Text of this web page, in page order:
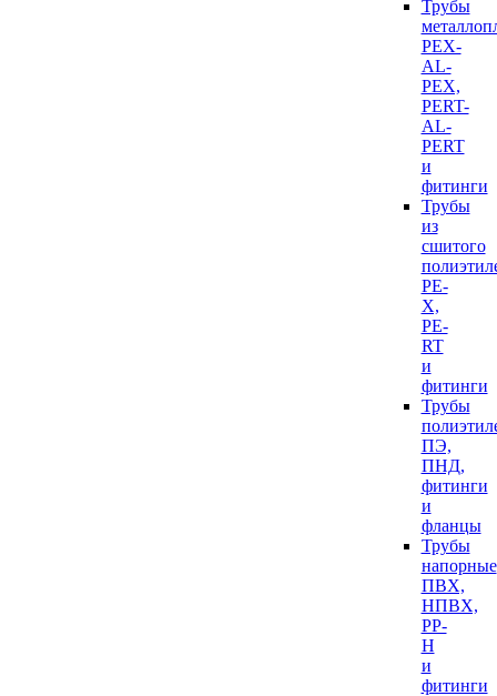
Трубы
PEX-
AL-
PEX,
PERT-
AL-
PERT
и
фитинги
Трубы
из
сшитого
PE-
X,
PE-
RT
и
фитинги
Трубы
ПЭ,
ПНД,
фитинги
и
фланцы
Трубы
напорные
ПВХ,
НПВХ,
PP-
H
и
фитинги